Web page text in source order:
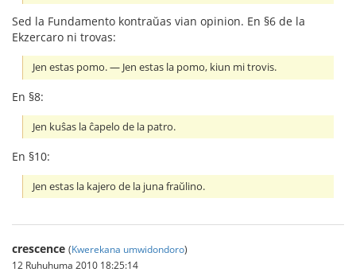
Sed la Fundamento kontraŭas vian opinion. En §6 de la
Ekzercaro ni trovas:
Jen estas pomo. ― Jen estas la pomo, kiun mi trovis.
En §8:
Jen kuŝas la ĉapelo de la patro.
En §10:
Jen estas la kajero de la juna fraŭlino.
crescence (Kwerekana umwidondoro)
12 Ruhuhuma 2010 18:25:14